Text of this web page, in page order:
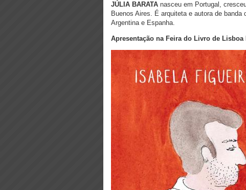
JÚLIA BARATA nasceu em Portugal,
Buenos Aires. É arquiteta e autora de
Argentina e Espanha.
Apresentação na Feira do Livro de Lisboa